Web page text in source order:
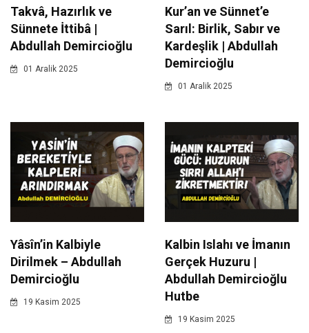
Takvâ, Hazırlık ve
Sünnete İttibâ |
Abdullah Demircioğlu
01 Aralik 2025
Kur’an ve Sünnet’e
Sarıl: Birlik, Sabır ve
Kardeşlik | Abdullah
Demircioğlu
01 Aralik 2025
Yâsîn’in Kalbiyle
Dirilmek – Abdullah
Demircioğlu
19 Kasim 2025
Kalbin Islahı ve İmanın
Gerçek Huzuru |
Abdullah Demircioğlu
Hutbe
19 Kasim 2025